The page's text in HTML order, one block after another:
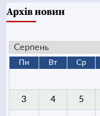
Архів новин
Пн Вт Ср
3 4 5